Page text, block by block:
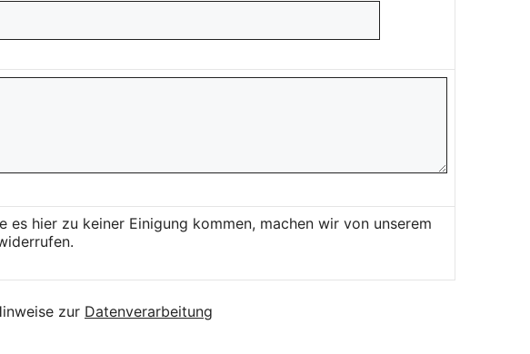
hier zu keiner Einigung kommen, machen wir von unserem
zur Datenverarbeitung